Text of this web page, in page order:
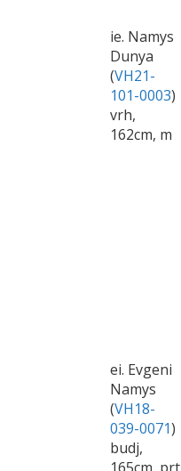
ie. Namys
Dunya
(VH21-
101-0003)
vrh,
162cm, m
ei. Evgeni
Namys
(VH18-
039-0071)
budj,